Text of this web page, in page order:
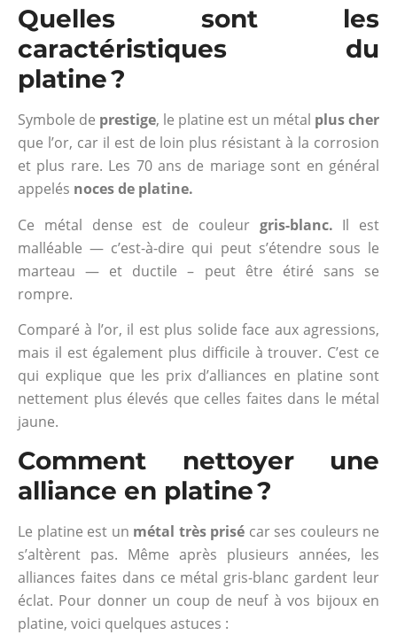
Quelles sont les
caractéristiques du
platine ?
Symbole de prestige, le platine est un métal plus cher
que l’or, car il est de loin plus résistant à la corrosion
et plus rare. Les 70 ans de mariage sont en général
appelés noces de platine.
Ce métal dense est de couleur gris-blanc. Il est
malléable — c’est-à-dire qui peut s’étendre sous le
marteau — et ductile – peut être étiré sans se
rompre.
Comparé à l’or, il est plus solide face aux agressions,
mais il est également plus difficile à trouver. C’est ce
qui explique que les prix d’alliances en platine sont
nettement plus élevés que celles faites dans le métal
jaune.
Comment nettoyer une
alliance en platine ?
Le platine est un métal très prisé car ses couleurs ne
s’altèrent pas. Même après plusieurs années, les
alliances faites dans ce métal gris-blanc gardent leur
éclat. Pour donner un coup de neuf à vos bijoux en
platine, voici quelques astuces :